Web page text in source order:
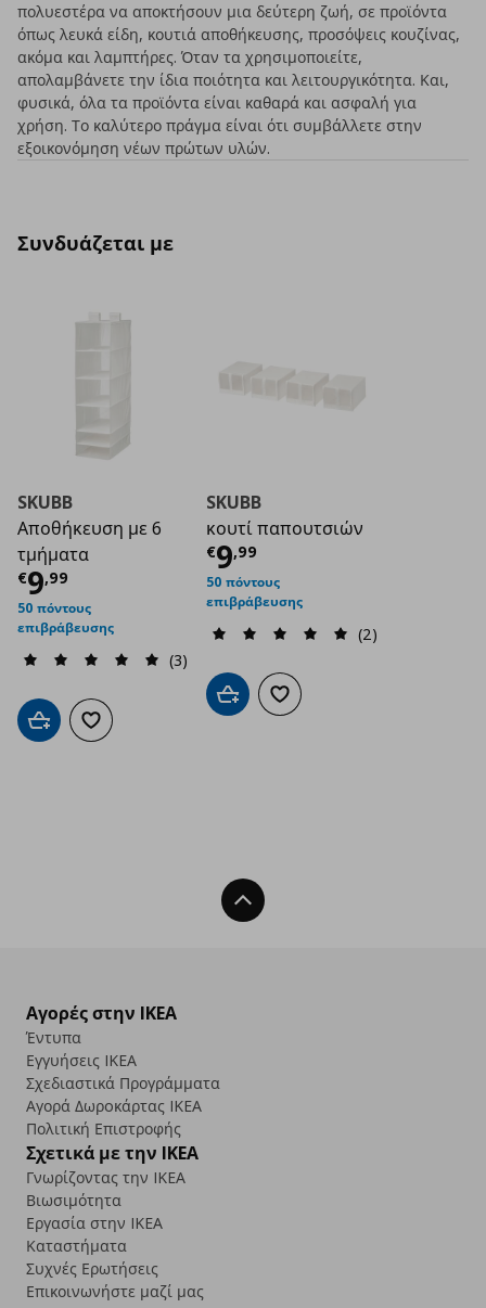
πολυεστέρα να αποκτήσουν μια δεύτερη ζωή, σε προϊόντα
όπως λευκά είδη, κουτιά αποθήκευσης, προσόψεις κουζίνας,
ακόμα και λαμπτήρες. Όταν τα χρησιμοποιείτε,
απολαμβάνετε την ίδια ποιότητα και λειτουργικότητα. Και,
φυσικά, όλα τα προϊόντα είναι καθαρά και ασφαλή για
χρήση. Το καλύτερο πράγμα είναι ότι συμβάλλετε στην
εξοικονόμηση νέων πρώτων υλών.
Συνδυάζεται με
SKUBB
Αποθήκευση με 6
τμήματα
€9,99
Τρέχουσα τιμή€ 9,99
50 πόντους
επιβράβευσης
(3)
Προσθήκη στο καλάθι
Προσθήκη στα αγαπημένα
SKUBB
κουτί παπουτσιών
€9,99
Τρέχουσα τιμή
50 πόντους
επιβράβευσης
(2)
Προσθήκη στο καλάθι
Προσθήκη στα αγαπημένα
Back To Top
Αγορές στην IKEA
Έντυπα
Εγγυήσεις IKEA
Σχεδιαστικά Προγράμματα
Αγορά Δωρoκάρτας IKEA
Πολιτική Επιστροφής
Σχετικά με την IKEA
Γνωρίζοντας την IKEA
Βιωσιμότητα
Εργασία στην IKEA
Καταστήματα
Συχνές Ερωτήσεις
Επικοινωνήστε μαζί μας